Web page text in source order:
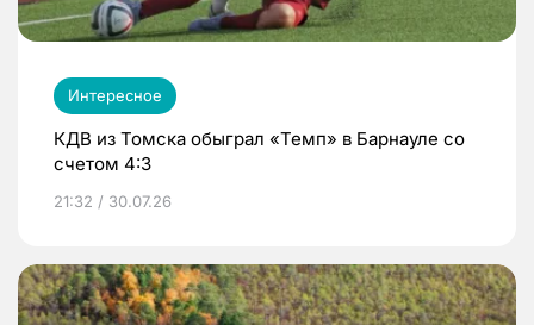
Интересное
КДВ из Томска обыграл «Темп» в Барнауле со
счетом 4:3
21:32 / 30.07.26